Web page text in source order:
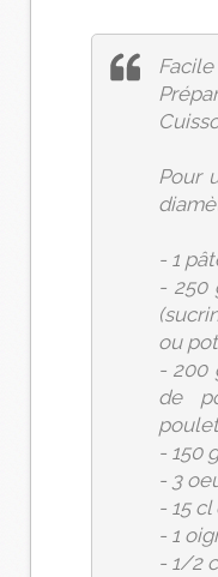
Facile
Pour
- 1
- 250
ou
- 200
de
- 150
- 3
- 15
- 1
- 1/2